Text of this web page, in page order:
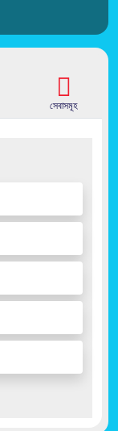
সেবাসমূহ